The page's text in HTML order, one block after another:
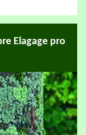
Elagage pro